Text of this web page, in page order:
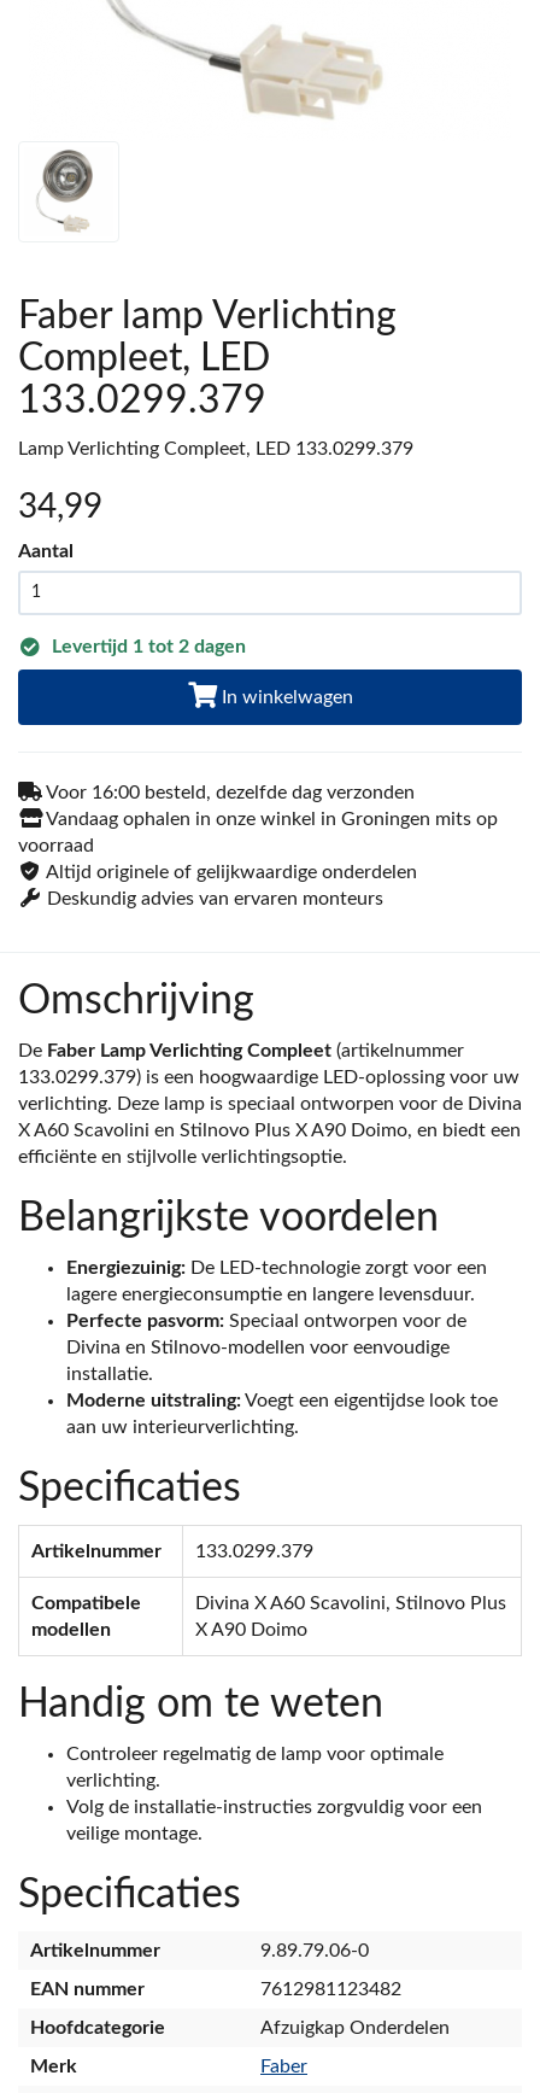
Faber lamp Verlichting
Compleet, LED
133.0299.379
Lamp Verlichting Compleet, LED 133.0299.379
34,99
Aantal
Levertijd 1 tot 2 dagen
In winkelwagen
Voor 16:00 besteld, dezelfde dag verzonden
Vandaag ophalen in onze winkel in Groningen mits op
voorraad
Altijd originele of gelijkwaardige onderdelen
Deskundig advies van ervaren monteurs
Omschrijving
De Faber Lamp Verlichting Compleet (artikelnummer
133.0299.379) is een hoogwaardige LED-oplossing voor uw
verlichting. Deze lamp is speciaal ontworpen voor de Divina
X A60 Scavolini en Stilnovo Plus X A90 Doimo, en biedt een
efficiënte en stijlvolle verlichtingsoptie.
Belangrijkste voordelen
Energiezuinig: De LED-technologie zorgt voor een
lagere energieconsumptie en langere levensduur.
Perfecte pasvorm: Speciaal ontworpen voor de
Divina en Stilnovo-modellen voor eenvoudige
installatie.
Moderne uitstraling:Voegt een eigentijdse look toe
aan uw interieurverlichting.
Specificaties
Artikelnummer 133.0299.379
Compatibele
modellen
Divina X A60 Scavolini, Stilnovo Plus
X A90 Doimo
Handig om te weten
Controleer regelmatig de lamp voor optimale
verlichting.
Volg de installatie-instructies zorgvuldig voor een
veilige montage.
Specificaties
Artikelnummer
9.89.79.06-0
EAN nummer
7612981123482
Hoofdcategorie
Afzuigkap Onderdelen
Merk
Faber